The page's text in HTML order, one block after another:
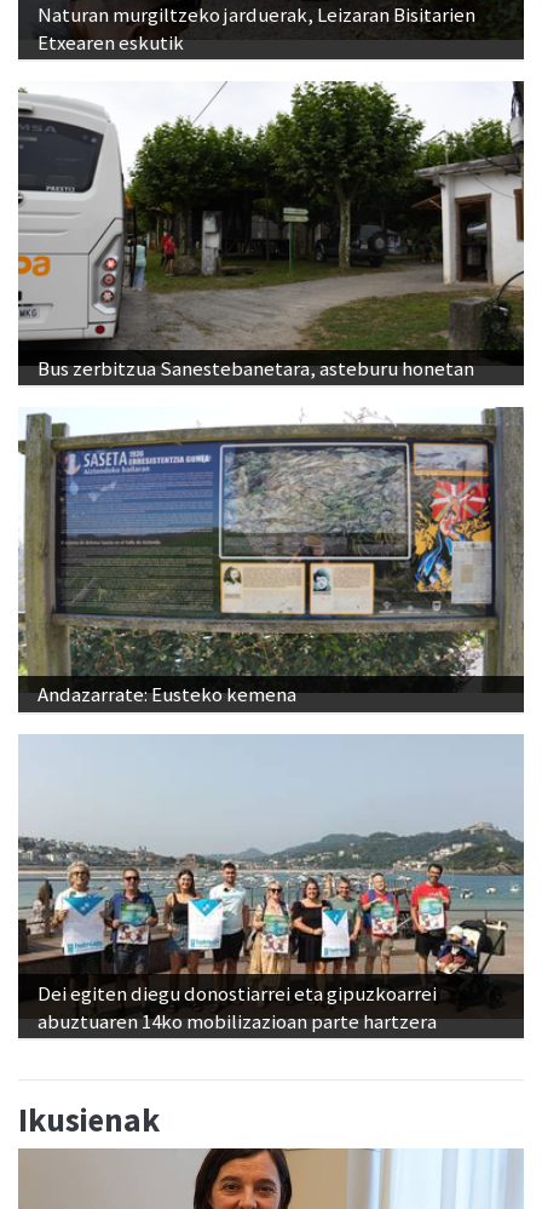
Naturan murgiltzeko jarduerak, Leizaran Bisitarien
Etxearen eskutik
Bus zerbitzua Sanestebanetara, asteburu honetan
Andazarrate: Eusteko kemena
Dei egiten diegu donostiarrei eta gipuzkoarrei
abuztuaren 14ko mobilizazioan parte hartzera
Ikusienak